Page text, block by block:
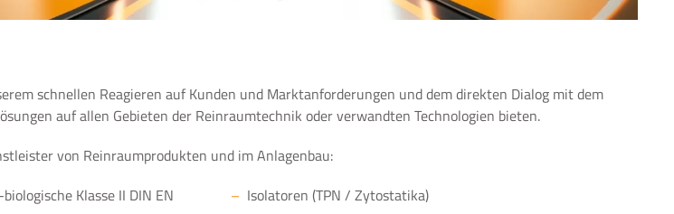
schnellen Reagieren auf Kunden und Marktanforderungen und dem direkten Dialog mit dem
auf allen Gebieten der Reinraumtechnik oder verwandten Technologien bieten.
von Reinraumprodukten und im Anlagenbau:
Klasse II DIN EN
Isolatoren (TPN / Zytostatika)